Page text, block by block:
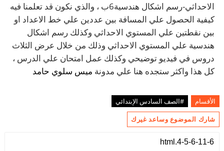
الاحداثي-رسم اشكال هندسية6ب ، والذي نكون قد تعلمنا فيه
كيفية الحصول علي المسافة بين عددين علي خط الاعداد او
بين نقطتين علي المستوي الاحداثي وكذلك رسم اشكال
هندسية علي المستوي الاحداثي وذلك من خلال عرض الثلاث
دروس في فيديو توضيحي وكذلك عمل امتحان علي الدرس ،
كل هذا واكثر ستجده هنا علي مدونة ميس سلوي حامد
الأقسام
#الصف السادس الإبتدائي
شارك الموضوع وساعد غيرك